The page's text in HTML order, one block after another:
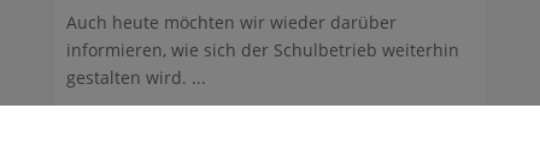
Auch heute möchten wir wieder darüber
informieren, wie sich der Schulbetrieb weiterhin
gestalten wird. ...